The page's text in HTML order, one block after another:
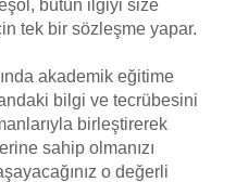
bütün ilgiyi size
tek bir sözleşme yapar.
akademik eğitime
bilgi ve tecrübesini
birleştirerek
sahip olmanızı
o değerli